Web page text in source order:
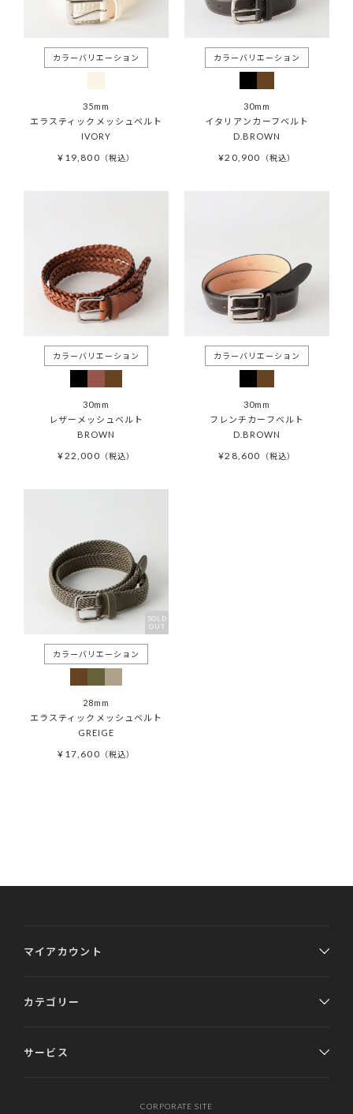
35mm
エラスティックメッシュベルト
IVORY
¥ 19,800 税込
30mm
イタリアンカーフベルト
D.BROWN
¥20,900 税込
30mm
レザーメッシュベルト
BROWN
¥22,000 税込
30mm
フレンチカーフベルト
D.BROWN
¥28,600 税込
SOLD
OUT
28mm
エラスティックメッシュベルト
GREIGE
¥ 17,600 税込
マイアカウント
カテゴリー
サービス
CORPORATE SITE